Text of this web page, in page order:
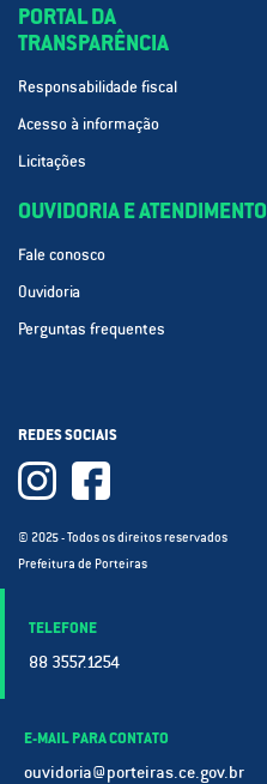
PORTAL DA
TRANSPARÊNCIA
Responsabilidade fiscal
Acesso à informação
Licitações
OUVIDORIA E ATENDIMENTO
Fale conosco
Ouvidoria
Perguntas frequentes
REDES SOCIAIS
© 2025 - Todos os direitos reservados
Prefeitura de Porteiras
TELEFONE
88 3557.1254
E-MAIL PARA CONTATO
ouvidoria@porteiras.ce.gov.br